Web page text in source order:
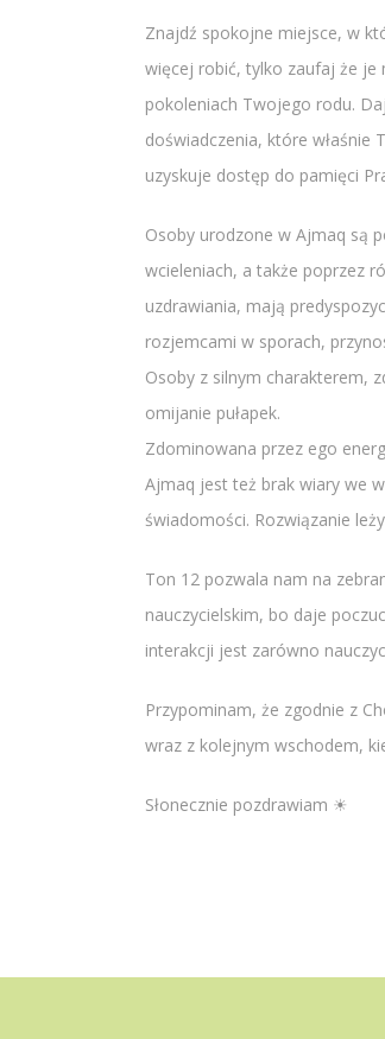
Znajdź spokojne miejsce, w
więcej robić, tylko zaufaj że je
pokoleniach Twojego rodu.
doświadczenia, które właśnie
uzyskuje dostęp do pamięci
Osoby urodzone w Ajmaq są
wcieleniach, a także poprzez
uzdrawiania, mają
rozjemcami w sporach,
Osoby z silnym charakterem,
omijanie pułapek.
Zdominowana przez ego
Ajmaq jest też brak wiary we
świadomości. Rozwiązanie
Ton 12 pozwala nam na
nauczycielskim, bo daje
interakcji jest zarówno
Przypominam, że zgodnie z
wraz z kolejnym wschodem,
Słonecznie pozdrawiam ☀